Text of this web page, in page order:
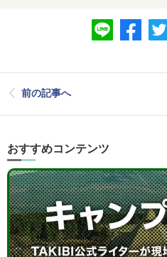
前の記事へ
おすすめコンテンツ